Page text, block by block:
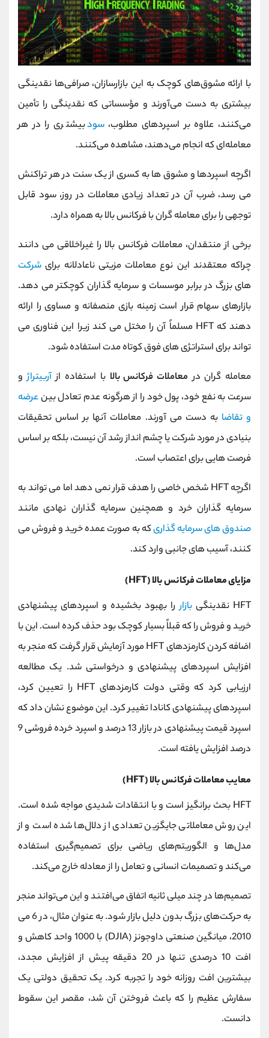
با ارائه مشوق‌های کوچک به این بازارسازان، صرافی‌ها نقدینگی
بیشتری به دست می‌آورند و مؤسساتی که نقدینگی را تأمین
می‌کنند، علاوه بر اسپردهای مطلوب،سودبیشتری را در هر
معامله‌ای که انجام می‌دهند، مشاهده می‌کنند.
اگرچه اسپردها و مشوق ها به کسری از یک سنت در هر تراکنش
می رسد، ضرب آن در تعداد زیادی معاملات در روز، سود قابل
توجهی را برای معامله گران با فرکانس بالا به همراه دارد.
برخی از منتقدان، معاملات فرکانس بالا را غیراخلاقی می دانند
چراکه معتقدند این نوع معاملات مزیتی ناعادلانه برای شرکت
های بزرگ در برابر موسسات و سرمایه گذاران کوچکتر می دهد.
بازارهای سهام قرار است زمینه بازی منصفانه و مساوی را ارائه
دهند که HFT مسلماً آن را مختل می کند زیرا این فناوری می
تواند برای استراتژی های فوق کوتاه مدت استفاده شود.
معامله گران در معاملات فرکانس بالا با استفاده ازآربیتراژو
سرعت به نفع خود، پول خود را از هرگونه عدم تعادل بینعرضه
و تقاضا به دست می آورند. معاملات آنها بر اساس تحقیقات
بنیادی در مورد شرکت یا چشم انداز رشد آن نیست، بلکه بر اساس
فرصت هایی برای اعتصاب است.
اگرچه HFT شخص خاصی را هدف قرار نمی دهد اما می تواند به
سرمایه گذاران خرد و همچنین سرمایه گذاران نهادی مانند
صندوق های سرمایه گذاریکه به صورت عمده خرید و فروش می
کنند، آسیب های جانبی وارد کند.
مزایای معاملات فرکانس بالا (HFT)
HFT نقدینگی
بازاررا بهبود بخشیده و اسپردهای پیشنهادی
خرید و فروش را که قبلاً بسیار کوچک بود حذف کرده است. این با
اضافه کردن کارمزدهای HFT مورد آزمایش قرار گرفت که منجر به
افزایش اسپردهای پیشنهادی و درخواستی شد. یک مطالعه
ارزیابی کرد که وقتی دولت کارمزدهای HFT را تعیین کرد،
اسپردهای پیشنهادی کانادا تغییر کرد. این موضوع نشان داد که
اسپرد قیمت پیشنهادی در بازار 13 درصد و اسپرد خرده فروشی 9
درصد افزایش یافته است.
معایب معاملات فرکانس بالا (HFT)
HFT بحث برانگیز است و با انتقادات شدیدی مواجه شده است.
این روش معاملاتی جایگزین تعدادی از دلال‌ها شده است و از
مدل‌ها و الگوریتم‌های ریاضی برای تصمیم‌گیری استفاده
می‌کند و تصمیمات انسانی و تعامل را از معادله خارج می‌کند.
تصمیم‌ها در چند میلی ثانیه اتفاق می‌افتند و این می‌تواند منجر
به حرکت‌های بزرگ بدون دلیل بازار شود. به عنوان مثال، در 6 می
2010، میانگین صنعتی داوجونز (DJIA) با 1000 واحد کاهش و
افت 10 درصدی تنها در 20 دقیقه پیش از افزایش مجدد،
بیشترین افت روزانه خود را تجربه کرد. یک تحقیق دولتی یک
سفارش عظیم را که باعث فروختن آن شد، مقصر این سقوط
دانست.